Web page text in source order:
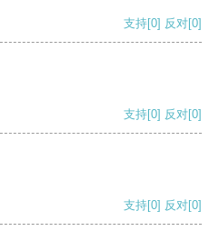
支持[0] 反对[0]
支持[0] 反对[0]
支持[0] 反对[0]